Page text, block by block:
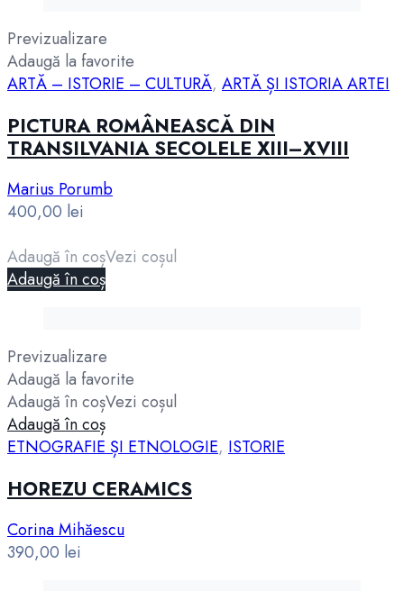
Previzualizare
Adaugă la favorite
ARTĂ – ISTORIE – CULTURĂ, ARTĂ ȘI ISTORIA ARTEI
PICTURA ROMÂNEASCĂ DIN
TRANSILVANIA SECOLELE XIII–XVIII
Marius Porumb
400,00 lei
Adaugă în coșVezi coșul
Adaugă în coș
Previzualizare
Adaugă la favorite
Adaugă în coșVezi coșul
Adaugă în coș
ETNOGRAFIE ȘI ETNOLOGIE, ISTORIE
HOREZU CERAMICS
Corina Mihăescu
390,00 lei